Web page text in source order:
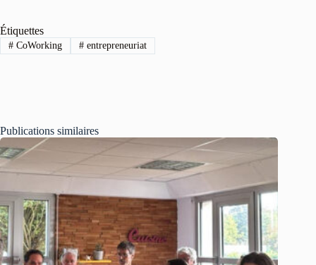
Étiquettes
#CoWorking #entrepreneuriat
Publications similaires